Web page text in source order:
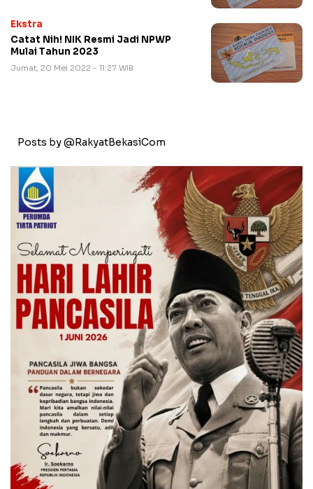
Ekstra
Catat Nih! NIK Resmi Jadi NPWP
Mulai Tahun 2023
Jumat, 20 Mei 2022 - 11:27 WIB
Posts by @RakyatBekasiCom